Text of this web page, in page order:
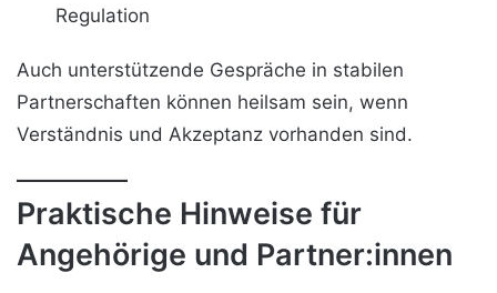
Regulation
Auch unterstützende Gespräche in stabilen
Partnerschaften können heilsam sein, wenn
Verständnis und Akzeptanz vorhanden sind.
Praktische Hinweise für
Angehörige und Partner:innen